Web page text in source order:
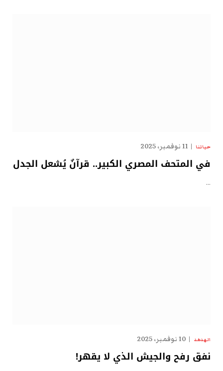
حياتنا 11 نوفمبر، 2025
في المتحف المصري الكبير.. قرآنٌ يُشعل الجدل
…
الهدهد 10 نوفمبر، 2025
نفق رفح والجيش الذي لا يقهر!